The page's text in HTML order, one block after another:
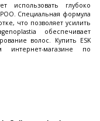
использовать глубоко
Специальная формула
что позволяет усилить
обеспечивает
волос. Купить ESK
магазине по